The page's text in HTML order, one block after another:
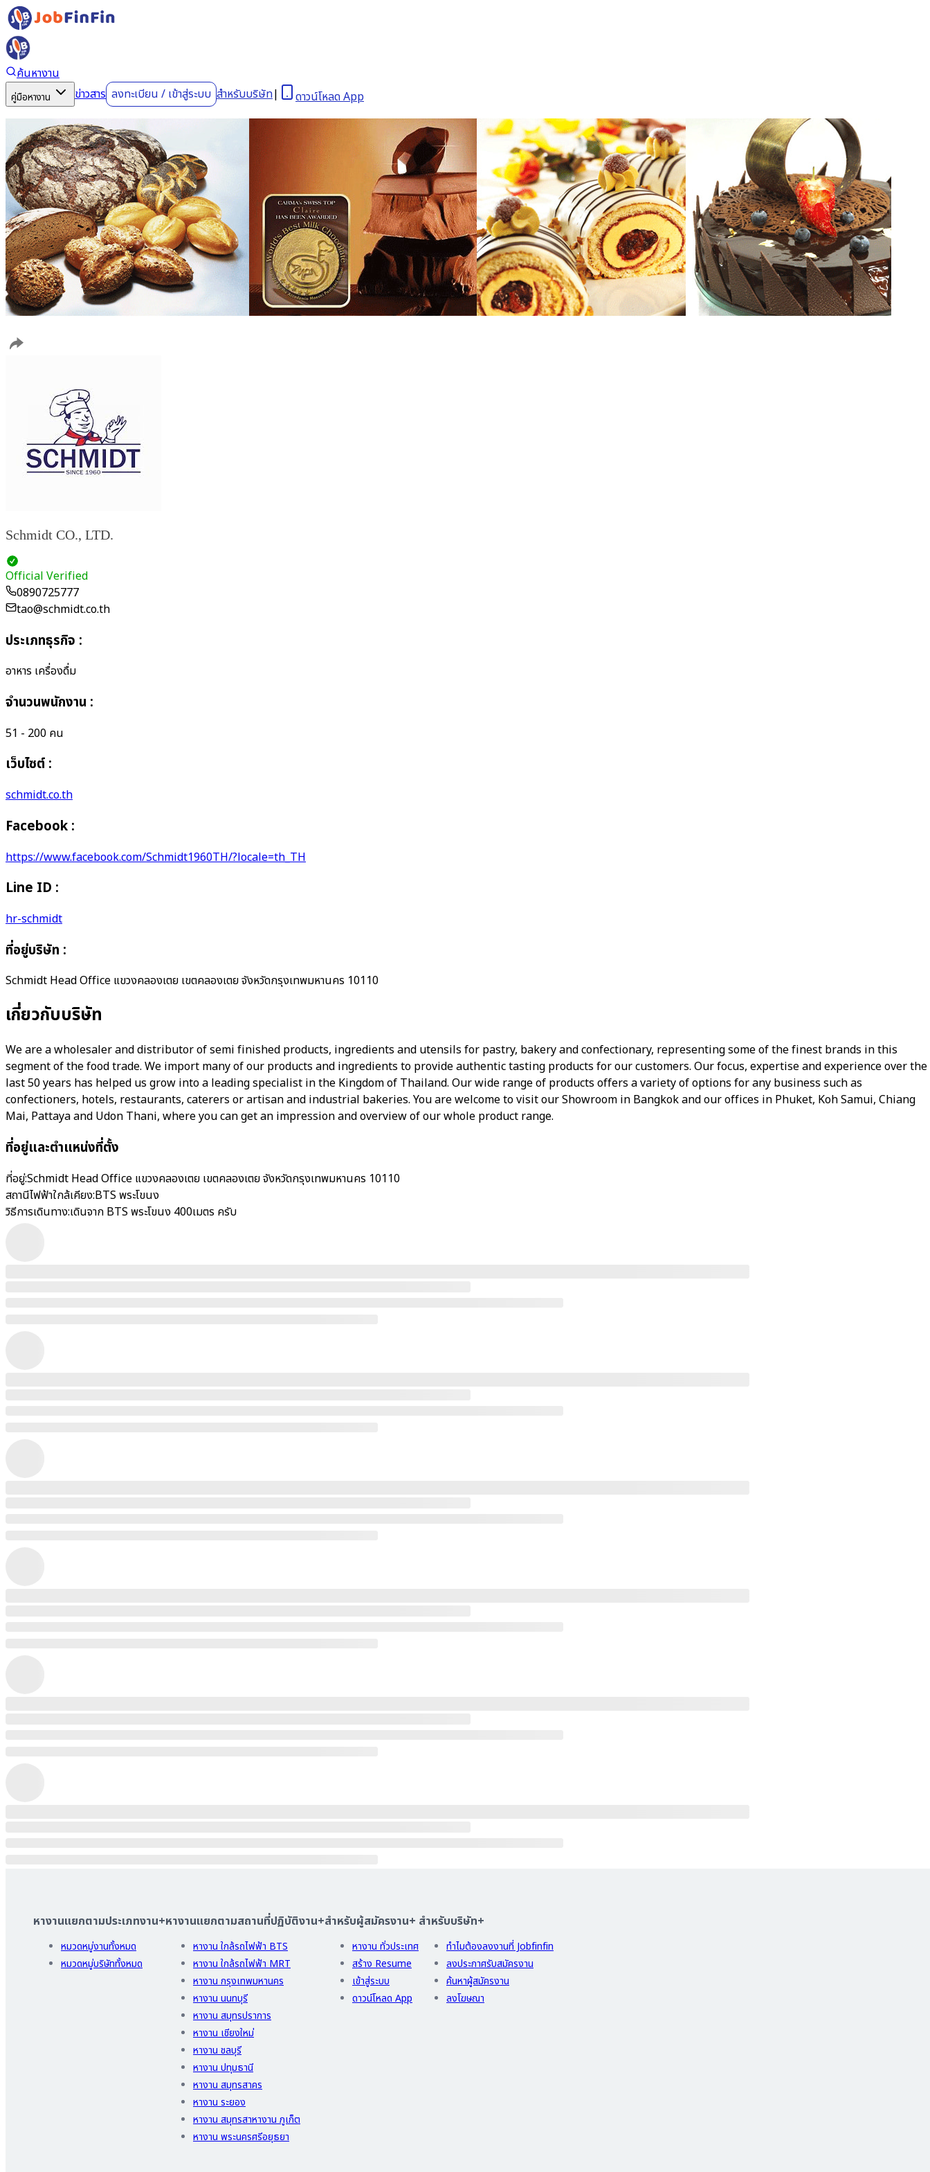
ค้นหางาน
คู่มือหางาน ข่าวสาร ลงทะเบียน / เข้าสู่ระบบ สำหรับบริษัท| ดาวน์โหลด App
Schmidt CO., LTD.
Official Verified
0890725777
tao@schmidt.co.th
ประเภทธุรกิจ :
อาหาร เครื่องดื่ม
จำนวนพนักงาน :
51 - 200 คน
เว็บไซต์ :
schmidt.co.th
Facebook :
https://www.facebook.com/Schmidt1960TH/?locale=th_TH
Line ID :
hr-schmidt
ที่อยู่บริษัท :
Schmidt Head Office แขวงคลองเตย เขตคลองเตย จังหวัดกรุงเทพมหานคร 10110
เกี่ยวกับบริษัท
We are a wholesaler and distributor of semi finished products, ingredients and utensils for pastry, bakery and confectionary, representing some of the finest brands in this
segment of the food trade. We import many of our products and ingredients to provide authentic tasting products for our customers. Our focus, expertise and experience over the
last 50 years has helped us grow into a leading specialist in the Kingdom of Thailand. Our wide range of products offers a variety of options for any business such as
confectioners, hotels, restaurants, caterers or artisan and industrial bakeries. You are welcome to visit our Showroom in Bangkok and our offices in Phuket, Koh Samui, Chiang
Mai, Pattaya and Udon Thani, where you can get an impression and overview of our whole product range.
ที่อยู่และตำแหน่งที่ตั้ง
ที่อยู่:Schmidt Head Office แขวงคลองเตย เขตคลองเตย จังหวัดกรุงเทพมหานคร 10110
สถานีไฟฟ้าใกล้เคียง:BTS พระโขนง
วิธีการเดินทาง:เดินจาก BTS พระโขนง 400เมตร ครับ
หางานแยกตามประเภทงาน+
หมวดหมู่งานทั้งหมด
หมวดหมู่บริษัททั้งหมด
หางานแยกตามสถานที่ปฏิบัติงาน+
หางาน ใกล้รถไฟฟ้า BTS
หางาน ใกล้รถไฟฟ้า MRT
หางาน กรุงเทพมหานคร
หางาน นนทบุรี
หางาน สมุทรปราการ
หางาน เชียงใหม่
หางาน ชลบุรี
หางาน ปทุมธานี
หางาน สมุทรสาคร
หางาน ระยอง
หางาน สมุทรสาหางาน ภูเก็ต
หางาน พระนครศรีอยุธยา
สำหรับผู้สมัครงาน+
หางาน ทั่วประเทศ
สร้าง Resume
เข้าสู่ระบบ
ดาวน์โหลด App
สำหรับบริษัท+
ทำไมต้องลงงานที่ Jobfinfin
ลงประกาศรับสมัครงาน
ค้นหาผู้สมัครงาน
ลงโฆษณา